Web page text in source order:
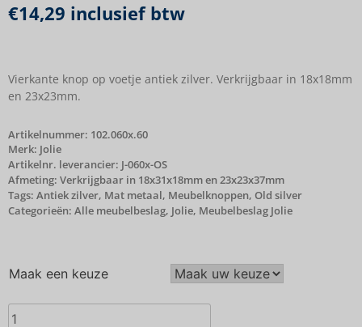
€14,29 inclusief btw
Vierkante knop op voetje antiek zilver. Verkrijgbaar in 18x18mm
en 23x23mm.
Artikelnummer: 102.060x.60
Merk: Jolie
Artikelnr. leverancier: J-060x-OS
Afmeting: Verkrijgbaar in 18x31x18mm en 23x23x37mm
Tags: Antiek zilver, Mat metaal, Meubelknoppen, Old silver
Categorieën: Alle meubelbeslag, Jolie, Meubelbeslag Jolie
Maak een keuze